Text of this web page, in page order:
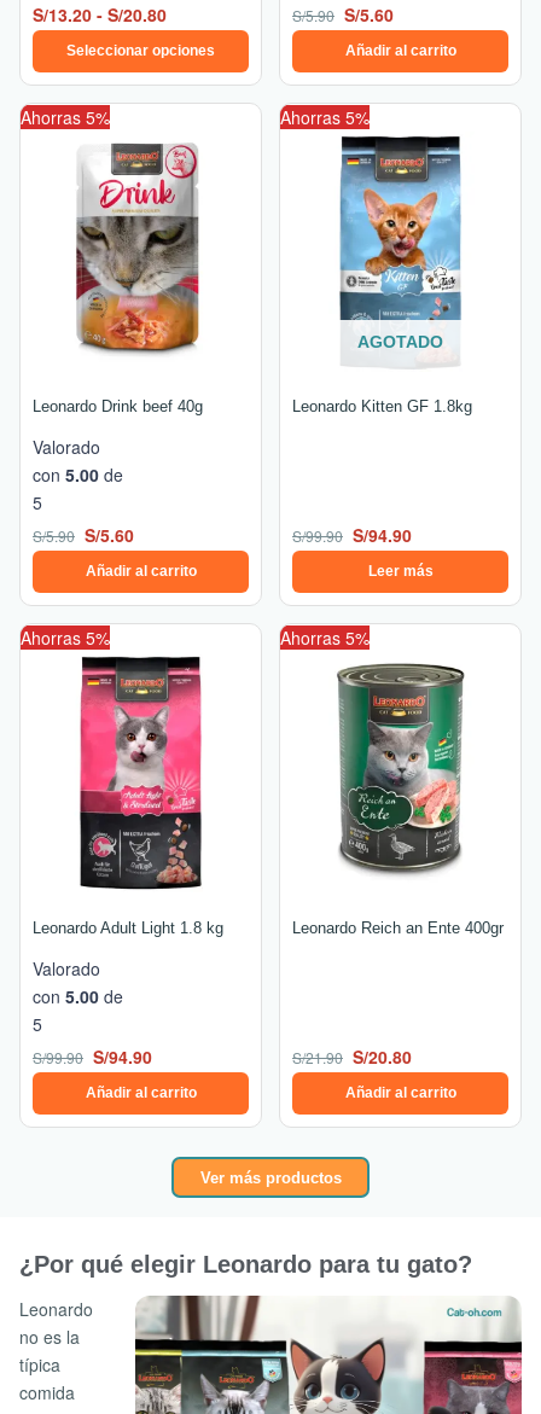
S/13.20 - S/20.80
Seleccionar opciones
S/5.90 S/5.60
Añadir al carrito
Ahorras 5%
Leonardo Drink beef 40g
Valorado
con 5.00 de
5
S/5.90
El
precio
original
era:
S/5.90.
S/5.60
actual
es:
S/5.60.
Añadir al carrito
Ahorras 5%
AGOTADO
Leonardo Kitten GF 1.8kg
S/99.90
El
precio
original
era:
S/99.90.
S/94.90
precio
actual
es:
S/94.90.
Leer más
Ahorras 5%
Leonardo Adult Light 1.8 kg
Valorado
con 5.00 de
5
S/99.90
El
precio
original
era:
S/99.90.
S/94.90
precio
actual
es:
S/94.90.
Añadir al carrito
Ahorras 5%
Leonardo Reich an Ente 400gr
S/21.90
El
precio
original
era:
S/21.90.
S/20.80
actual
es:
S/20.80.
Añadir al carrito
Ver más productos
¿Por qué elegir Leonardo para tu gato?
Leonardo
no es la
típica
comida